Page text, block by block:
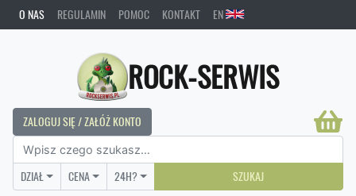
O NAS REGULAMIN POMOC KONTAKT EN
ROCK-SERWIS
ZALOGUJ SIĘ / ZAŁÓŻ KONTO
DZIAŁ CENA 24H? SZUKAJ